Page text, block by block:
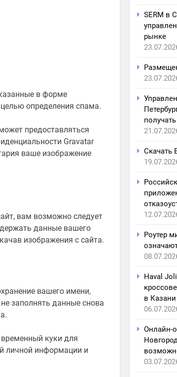
в форме
определения спама.
предоставляться
Gravatar
ваше изображение
вам возможно следует
данные вашего
изображения с сайта.
вашего имени,
заполнять данные снова
временный куки для
личной информации и
SERM в
рынке
Скачать
Роутер
Haval
в Казани
Онлайн-